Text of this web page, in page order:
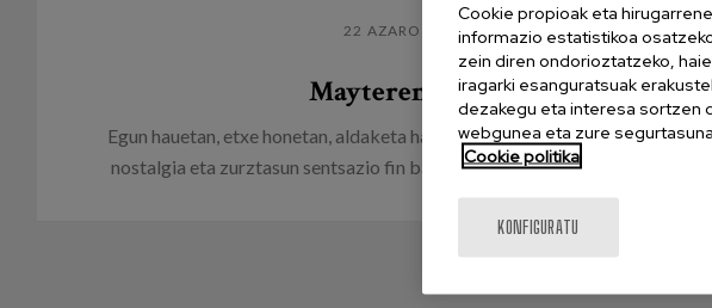
22 AZAROA 2019
Mayteren bidaia
Egun hauetan, etxe honetan, aldaketa haizeak dabiltza, gutako askorentzat
nostalgia eta zurztasun sentsazio fin batez lagundurik. Matiak asko daki...
Cookie propioak eta
informazio estatistikoa
zein diren ondorioztatzeko,
iragarki esanguratsuak
dezakegu eta interesa sortzen
webgunea eta zure
Cookie politika
KONFIGURATU